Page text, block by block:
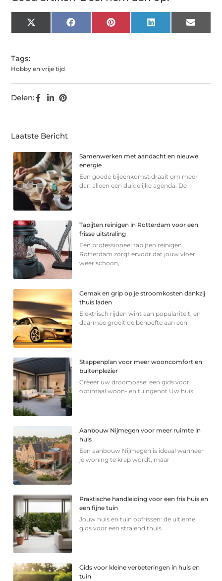
X
(Twitter)
FacebookPinterest LinkedIn Email
Tags:
Hobby en vrije tijd
Delen:
Laatste Bericht
Samenwerken met aandacht en nieuwe
energie
Een goede bijeenkomst draait om meer
dan alleen een duidelijke agenda. De
Tapijten reinigen in Rotterdam voor een
frisse uitstraling
Een professioneel tapijten reinigen
Rotterdam zorgt ervoor dat jouw vloer
weer schoon,
Gemak en grip op je stroomkosten dankzij
thuis laden
Elektrisch rijden wint aan populariteit, en
daarmee groeit de behoefte aan een
Stappenplan voor meer wooncomfort en
buitenplezier
Creëer uw droomoase: een gids voor
optimaal woon- en tuingenot Uw huis
Aanbouw Nijmegen voor meer ruimte in
huis
Een aanbouw Nijmegen is ideaal wanneer
je woning te krap wordt, maar
Praktische handleiding voor een fris huis en
een fijne tuin
Jouw huis en tuin opfrissen: de ultieme
gids voor een stralend thuis
Gids voor kleine verbeteringen in huis en
tuin